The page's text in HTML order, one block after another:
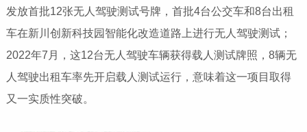
发放首批12张无人驾驶测试号牌，首批4台公交车和8台出租
车在新川创新科技园智能化改造道路上进行无人驾驶测试；
2022年7月，这12台无人驾驶车辆获得载人测试牌照，8辆无
人驾驶出租车率先开启载人测试运行，意味着这一项目取得
又一实质性突破。